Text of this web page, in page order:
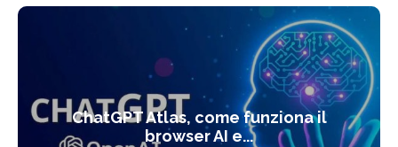
ChatGPT Atlas, come funziona il
browser AI e...